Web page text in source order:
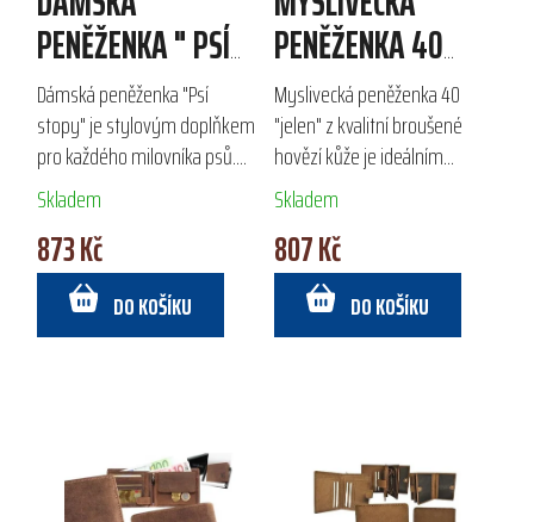
PENĚŽENKA " PSÍ
STOPY"
Dámská peněženka "Psí
stopy" je stylovým doplňkem
pro každého milovníka psů.
Vyrobena z kvalitní broušené
hovězí kůže, nabízí dostatek
prostoru s velkou přihrádkou
na bankovky,...
Skladem
873 Kč
DO KOŠÍKU
PENĚŽENKA 40
"JELEN"
Myslivecká peněženka 40
"jelen" z kvalitní broušené
hovězí kůže je ideálním
dárkem pro myslivce. S
praktickým uspořádáním,
které zahrnuje dvě velké
přihrádky na bankovky, šest...
Skladem
807 Kč
DO KOŠÍKU